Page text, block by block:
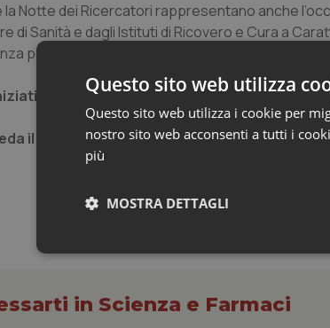
la Notte dei Ricercatori rappresentano anche
di Sanità e dagli Istituti di Ricovero e Cura a
per garantire ai cittadini le migliori risposte in
notte euroepa di ricarcatori *
il documento allegato
in Scienza e Farmaci
Questo sito web utilizza
Questo sito web utilizza i cookie per
nostro sito web acconsenti a tutti i
più
MOSTRA DETTAGLI
Necessari